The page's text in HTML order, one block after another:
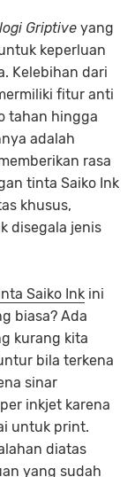
Griptive yang
keperluan
Kelebihan dari
fitur anti
tahan hingga
adalah
rasa
tinta Saiko Ink
khusus,
disegala jenis
Saiko Ink ini
biasa? Ada
kurang kita
bila terkena
sinar
inkjet karena
untuk print.
diatas
yang sudah